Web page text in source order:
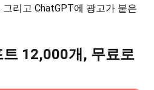
리고 ChatGPT에 광고가 붙은
트 12,000개, 무료로